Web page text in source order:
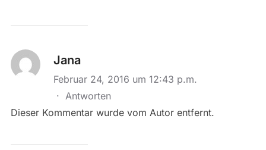
Jana
Februar 24, 2016 um 12:43 p.m.
· Antworten
Dieser Kommentar wurde vom Autor entfernt.